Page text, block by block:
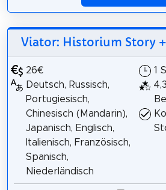
Viator: Historium Story
26€
Deutsch, Russisch,
Portugiesisch,
Chinesisch (Mandarin),
Japanisch, Englisch,
Italienisch, Französisch,
Spanisch,
Niederländisch
1